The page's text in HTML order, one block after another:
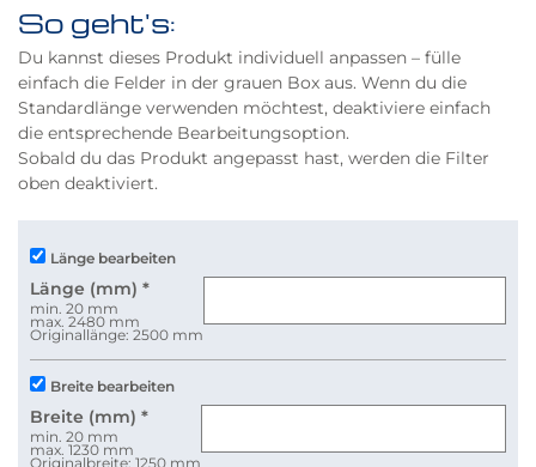
So geht's:
Du kannst dieses Produkt individuell anpassen – fülle
einfach die Felder in der grauen Box aus. Wenn du die
Standardlänge verwenden möchtest, deaktiviere einfach
die entsprechende Bearbeitungsoption.
Sobald du das Produkt angepasst hast, werden die Filter
oben deaktiviert.
Länge bearbeiten
Länge (mm) *
min. 20 mm
max. 2480 mm
Originallänge: 2500 mm
Breite bearbeiten
Breite (mm) *
min. 20 mm
max. 1230 mm
Originalbreite: 1250 mm